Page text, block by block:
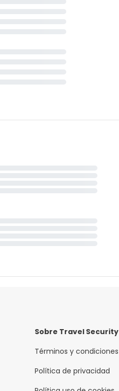
Sobre Travel Security
Términos y condiciones
Política de privacidad